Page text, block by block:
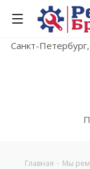
Санкт-
Главная - Мы